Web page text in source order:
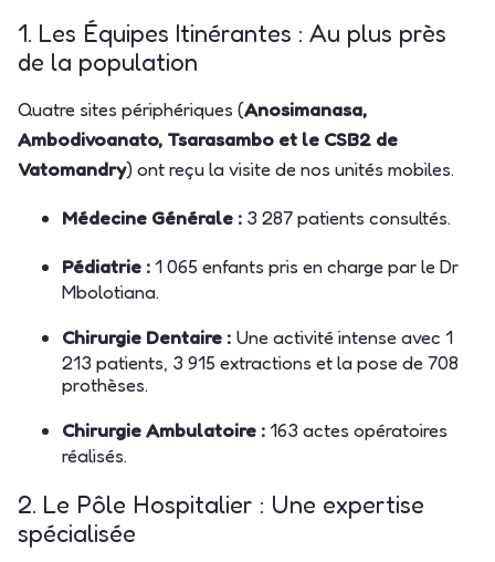
1. Les Équipes Itinérantes : Au plus près
de la population
Quatre sites périphériques (Anosimanasa,
Ambodivoanato, Tsarasambo et le CSB2 de
Vatomandry) ont reçu la visite de nos unités mobiles.
Médecine Générale : 3 287 patients consultés.
Pédiatrie :1 065 enfants pris en charge par le Dr
Mbolotiana.
Chirurgie Dentaire : Une activité intense avec 1
213 patients, 3 915 extractions et la pose de 708
prothèses.
Chirurgie Ambulatoire :163 actes opératoires
réalisés.
2. Le Pôle Hospitalier : Une expertise
spécialisée